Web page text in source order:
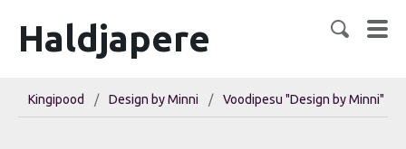
Haldjapere
Kingipood / Design by Minni / Voodipesu "Design by Minni"